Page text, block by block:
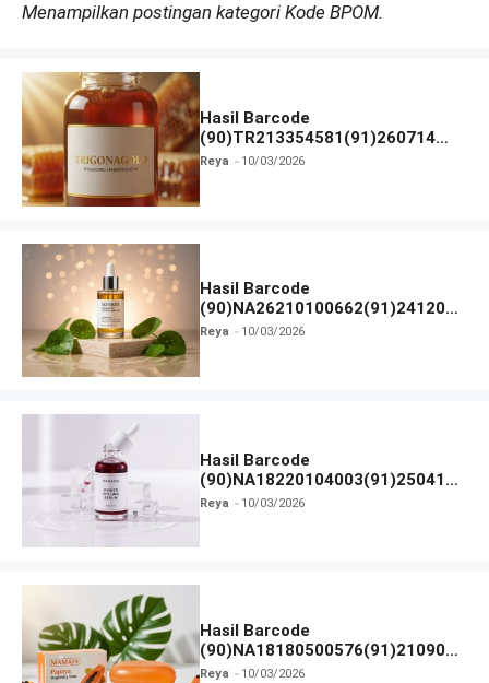
Menampilkan postingan kategori Kode BPOM.
Hasil Barcode
(90)TR213354581(91)260714
dan Izin BPOM
Reya 10/03/2026
Hasil Barcode
(90)NA26210100662(91)241203
dan Izin BPOM
Reya 10/03/2026
Hasil Barcode
(90)NA18220104003(91)250418
dan Izin BPOM
Reya 10/03/2026
Hasil Barcode
(90)NA18180500576(91)210906
dan Izin BPOM
Reya 10/03/2026